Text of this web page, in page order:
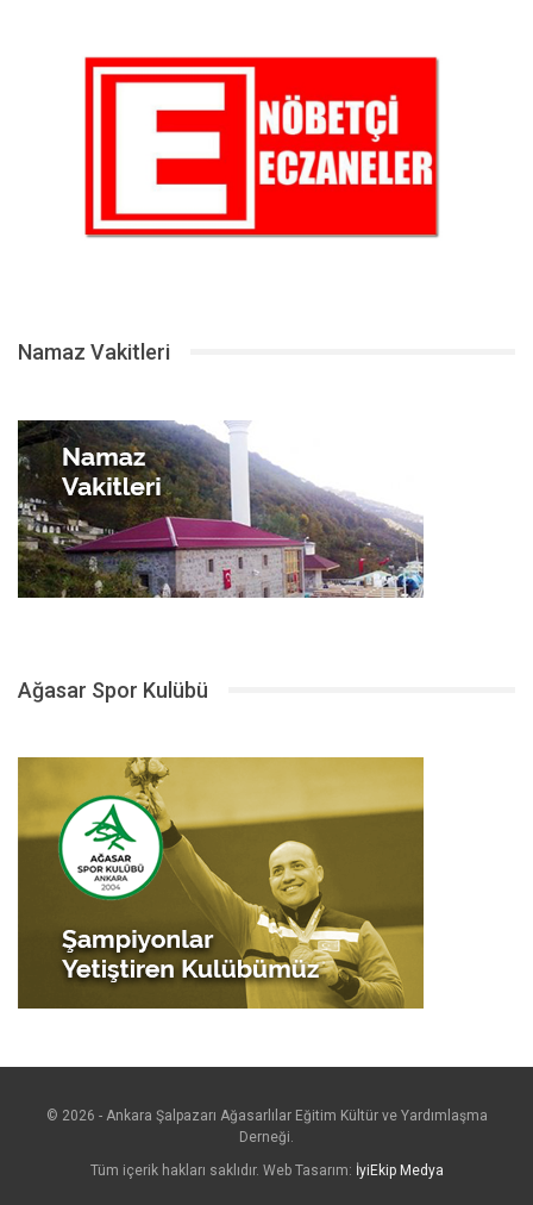
Namaz Vakitleri
Ağasar Spor Kulübü
© 2026 - Ankara Şalpazarı Ağasarlılar Eğitim Kültür ve Yardımlaşma
Derneği.
Tüm içerik hakları saklıdır. Web Tasarım: İyiEkip Medya